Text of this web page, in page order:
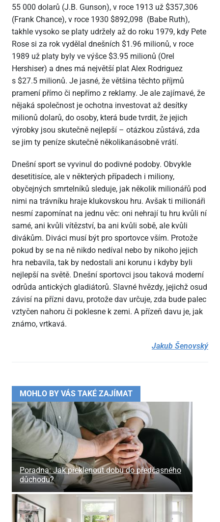
55 000 dolarů (J.B. Gunson), v roce 1913 už $357,306
(Frank Chance), v roce 1930 $892,098 (Babe Ruth),
takhle vysoko se platy udržely až do roku 1979, kdy Pete
Rose si za rok vydělal dnešních $1.96 milionů, v roce
1989 už platy byly ve výšce $3.95 milionů (Orel
Hershiser) a dnes má největší plat Alex Rodriguez
s $27.5 milionů. Je jasné, že většina těchto příjmů
pramení přímo či nepřímo z reklamy. Je ale zajímavé, že
nějaká společnost je ochotna investovat až desítky
milionů dolarů, do osoby, která bude tvrdit, že jejich
výrobky jsou skutečně nejlepší – otázkou zůstává, zda
se jim ty peníze skutečně několikanásob­ně vrátí.
Dnešní sport se vyvinul do podivné podoby. Obvykle
desetitisíce, ale v některých případech i miliony,
obyčejných smrtelníků sleduje, jak několik milionářů pod
nimi na trávníku hraje klukovskou hru. Avšak ti milionáři
nesmí zapomínat na jednu věc: oni nehrají tu hru kvůli ní
samé, ani kvůli vítězství, ba ani kvůli sobě, ale kvůli
divákům. Diváci musí být pro sportovce vším. Protože
pokud by se na ně nikdo nedíval nebo by nikoho jejich
hra nebavila, tak by nedostali ani korunu i kdyby byli
nejlepší na světě. Dnešní sportovci jsou taková moderní
odrůda antických gladiátorů. Slavné hvězdy, jejichž osud
závisí na přízni davu, protože dav určuje, zda bude palec
vztyčen nahoru či poklesne k zemi. A přízeň davu je, jak
známo, vrtkavá.
Jakub Šenovský
MOHLO BY VÁS TAKÉ ZAJÍMAT
Poradna: Jak překlenout dobu do předčasného
důchodu?